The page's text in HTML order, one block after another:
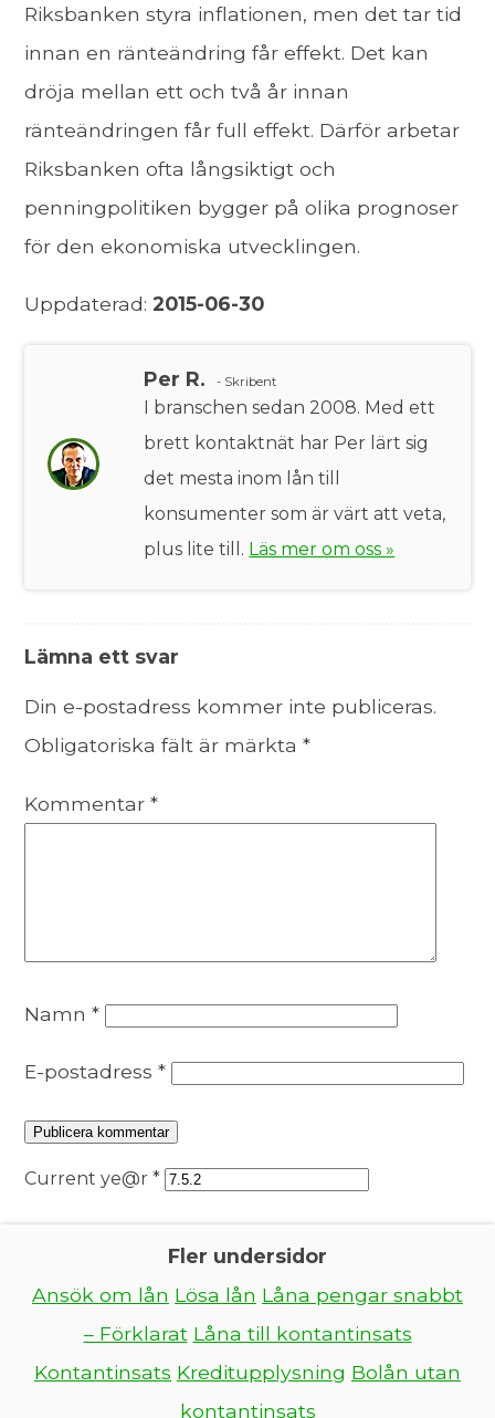
Riksbanken styra inflationen, men det tar tid
innan en ränteändring får effekt. Det kan
dröja mellan ett och två år innan
ränteändringen får full effekt. Därför arbetar
Riksbanken ofta långsiktigt och
penningpolitiken bygger på olika prognoser
för den ekonomiska utvecklingen.
Uppdaterad: 2015-06-30
Per R. - Skribent
I branschen sedan 2008. Med ett
brett kontaktnät har Per lärt sig
det mesta inom lån till
konsumenter som är värt att veta,
plus lite till. Läs mer om oss »
Lämna ett svar
Din e-postadress kommer inte publiceras.
Obligatoriska fält är märkta*
Kommentar*
Namn*
E-postadress*
Current ye@r*
Fler undersidor
Ansök om lån Lösa lån Låna pengar snabbt
– Förklarat Låna till kontantinsats
Kontantinsats Kreditupplysning Bolån utan
kontantinsats